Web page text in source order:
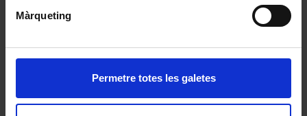
Màrqueting
Permetre totes les galetes
Penique Productions
2015